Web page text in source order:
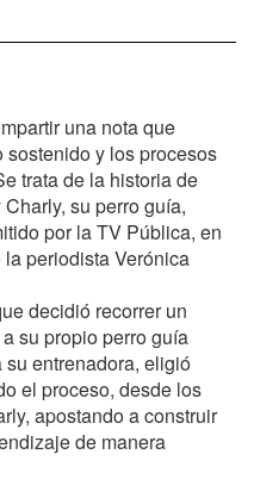
una nota que
y los procesos
trata de la historia de
su perro guía,
por la TV Pública, en
periodista Verónica
decidió recorrer un
su propio perro guía
entrenadora, eligió
el proceso, desde los
apostando a construir
de manera